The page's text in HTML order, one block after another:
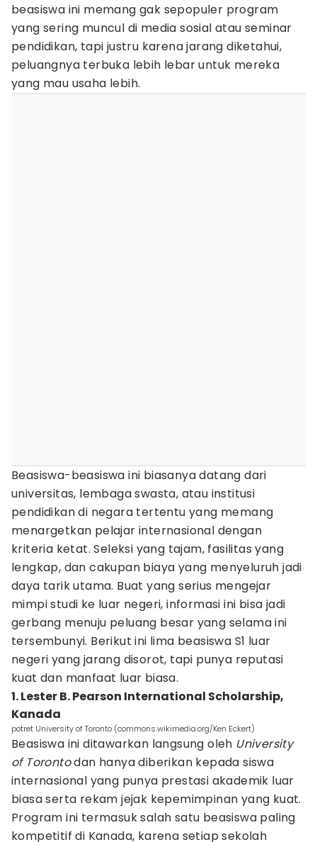
beasiswa ini memang gak sepopuler program
yang sering muncul di media sosial atau seminar
pendidikan, tapi justru karena jarang diketahui,
peluangnya terbuka lebih lebar untuk mereka
yang mau usaha lebih.
Beasiswa-beasiswa ini biasanya datang dari
universitas, lembaga swasta, atau institusi
pendidikan di negara tertentu yang memang
menargetkan pelajar internasional dengan
kriteria ketat. Seleksi yang tajam, fasilitas yang
lengkap, dan cakupan biaya yang menyeluruh jadi
daya tarik utama. Buat yang serius mengejar
mimpi studi ke luar negeri, informasi ini bisa jadi
gerbang menuju peluang besar yang selama ini
tersembunyi. Berikut ini lima beasiswa S1 luar
negeri yang jarang disorot, tapi punya reputasi
kuat dan manfaat luar biasa.
1. Lester B. Pearson International Scholarship,
Kanada
potret University of Toronto (commons.wikimedia.org/Ken Eckert)
Beasiswa ini ditawarkan langsung oleh University
of Torontodan hanya diberikan kepada siswa
internasional yang punya prestasi akademik luar
biasa serta rekam jejak kepemimpinan yang kuat.
Program ini termasuk salah satu beasiswa paling
kompetitif di Kanada, karena setiap sekolah